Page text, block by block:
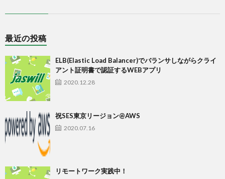
最近の投稿
ELB(Elastic Load Balancer)でバランサしながらクライ
アント証明書で認証するWEBアプリ
2020.12.28
祝SES東京リージョン@AWS
2020.07.16
リモートワーク実践中！